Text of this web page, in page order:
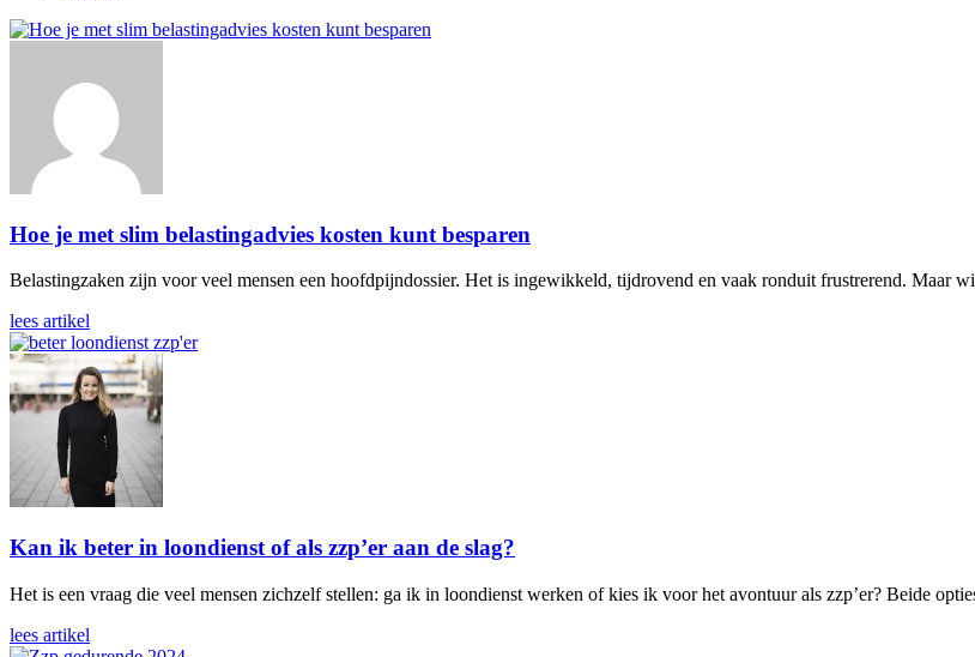
Hoe je met slim belastingadvies kosten kunt besparen
Belastingzaken zijn voor veel mensen een hoofdpijndossier. Het is ingewikkeld, tijdrovend en vaak ronduit frustrerend. Maar
lees artikel
Kan ik beter in loondienst of als zzp’er aan de slag?
Het is een vraag die veel mensen zichzelf stellen: ga ik in loondienst werken of kies ik voor het avontuur als zzp’er? Beide
lees artikel